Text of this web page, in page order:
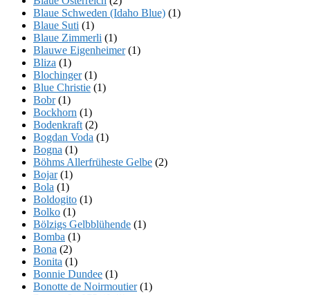
Blaue Schweden (Idaho Blue) (1)
Blaue Suti (1)
Blaue Zimmerli (1)
Blauwe Eigenheimer(1)
Bliza (1)
Blochinger(1)
Blue Christie (1)
Bobr(1)
Bockhorn (1)
Bodenkraft (2)
Bogdan Voda (1)
Bogna (1)
Böhms Allerfrüheste Gelbe (2)
Bojar(1)
Bola (1)
Boldogito (1)
Bolko (1)
Bölzigs Gelbblühende (1)
Bomba (1)
Bona (2)
Bonita (1)
Bonnie Dundee (1)
Bonotte de Noirmoutier(1)